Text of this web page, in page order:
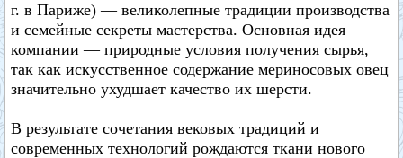
г. в Париже) — великолепные традиции производства
и семейные секреты мастерства. Основная идея
компании — природные условия получения сырья,
так как искусственное содержание мериносовых овец
значительно ухудшает качество их шерсти.
В результате сочетания вековых традиций и
современных технологий рождаются ткани нового